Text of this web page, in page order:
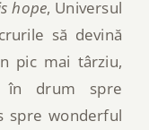
hope, Universul
să devină
pic mai târziu,
drum spre
spre wonderful